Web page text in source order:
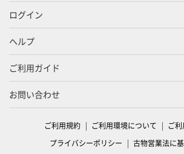
ログイン
ヘルプ
ご利用ガイド
お問い合わせ
ご利用規約 ご利用環境について
ご
プライバシーポリシー
古物営業法に